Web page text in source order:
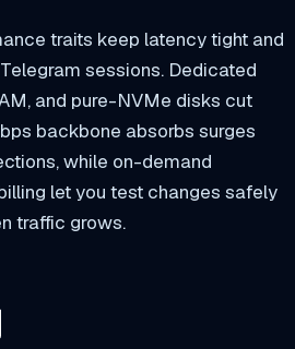
traits keep latency tight and
sessions. Dedicated
and pure-NVMe disks cut
backbone absorbs surges
while on-demand
let you test changes safely
traffic grows.